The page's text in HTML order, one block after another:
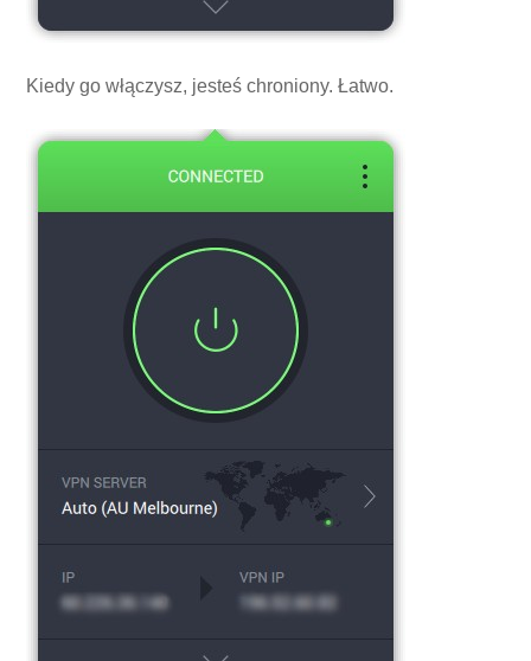
Kiedy go włączysz, jesteś chroniony. Łatwo.